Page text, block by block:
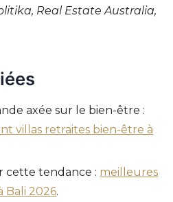
Real Estate Australia,
axée sur le bien-être :
villas retraites bien-être à
cette tendance : meilleures
Bali 2026.